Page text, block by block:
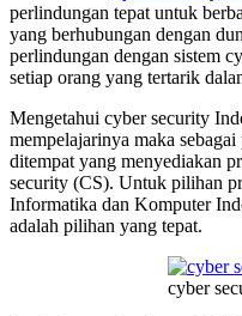
perlindungan tepat untuk
yang berhubungan dengan
perlindungan dengan sistem
setiap orang yang tertarik
Mengetahui cyber security
mempelajarinya maka
ditempat yang menyediakan
security (CS). Untuk pilihan
Informatika dan Komputer
adalah pilihan yang tepat.
cyber